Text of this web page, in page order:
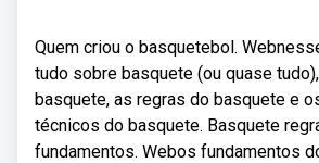
Quem criou o basquetebol.
tudo sobre basquete (ou quase
basquete, as regras do basquete e
técnicos do basquete. Basquete
fundamentos. Webos fundamentos